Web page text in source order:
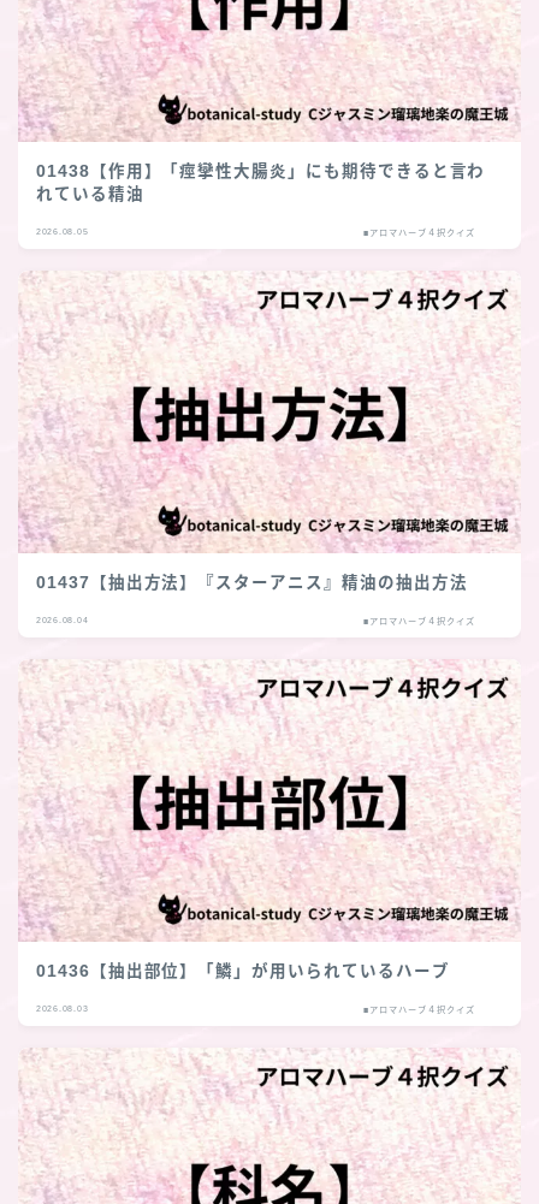
01438【作用】「痙攣性大腸炎」にも期待できると言わ
れている精油
2026.08.05 ■アロマハーブ４択クイズ
01437【抽出方法】『スターアニス』精油の抽出方法
2026.08.04 ■アロマハーブ４択クイズ
01436【抽出部位】「鱗」が用いられているハーブ
2026.08.03 ■アロマハーブ４択クイズ